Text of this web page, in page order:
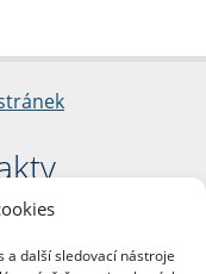
a další sledovací nástroje
1/2